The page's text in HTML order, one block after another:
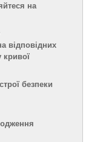
на
відповідних
кривої
безпеки